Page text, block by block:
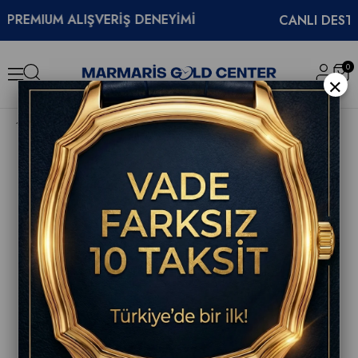
ALIŞVERİŞ DENEYİMİ CANLI DESTEK
0
Swatch SO34S700 What if ...Sky Unisex Kol Saati
×